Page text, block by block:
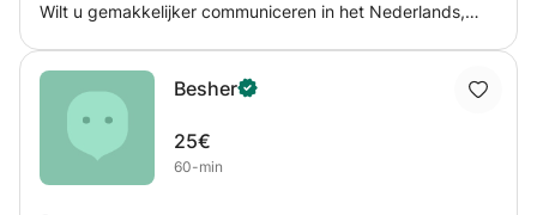
Wilt u gemakkelijker communiceren in het Nederlands,
jaar ervaring in het lesgeven van Nederlands als vreemde
taal (NT2), Arabisch en Frans, ondersteun ik volwassenen
en jongeren bij het leren van een nieuwe taal op een
effectieve, plezierige en praktische manier. Mijn lessen
Besher
25€
60-min